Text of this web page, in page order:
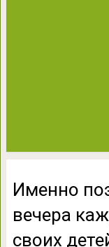
Именно
вечера
своих